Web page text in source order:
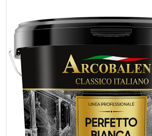
Изоляционные материалы
Кровельные материалы
Ещё 2
Интерьер и
Лакокрасочные материалы